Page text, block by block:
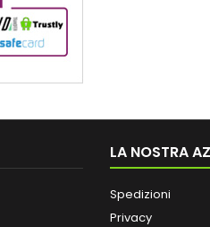
LA NOSTRA
Spedizioni
Privacy